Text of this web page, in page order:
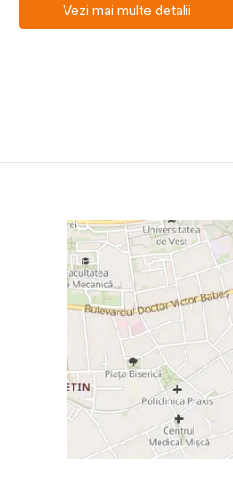
Vezi mai multe detalii